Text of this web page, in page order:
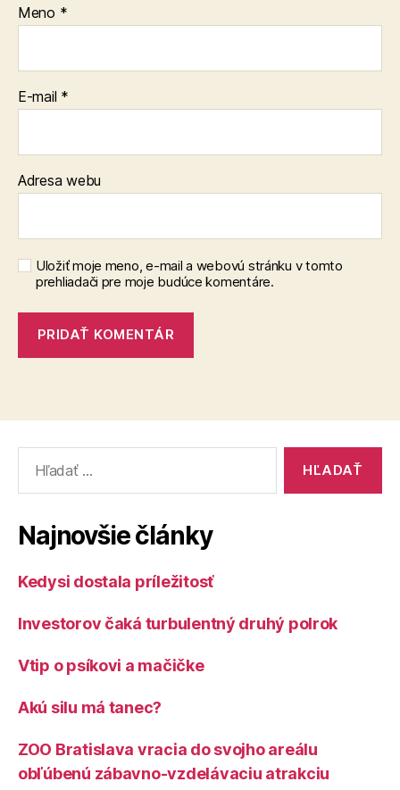
Meno *
E-mail *
Adresa webu
Uložiť moje meno, e-mail a webovú stránku v tomto
prehliadači pre moje budúce komentáre.
Najnovšie články
Kedysi dostala príležitosť
Investorov čaká turbulentný druhý polrok
Vtip o psíkovi a mačičke
Akú silu má tanec?
ZOO Bratislava vracia do svojho areálu
obľúbenú zábavno-vzdelávaciu atrakciu